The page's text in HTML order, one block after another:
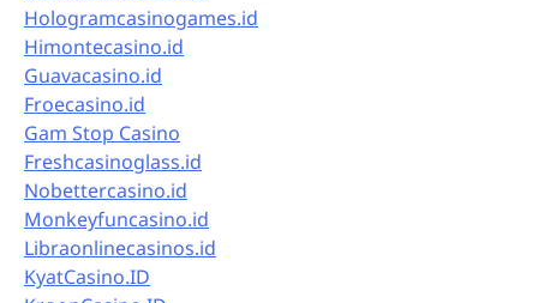
Hologramcasinogames.id
Himontecasino.id
Guavacasino.id
Froecasino.id
Gam Stop Casino
Freshcasinoglass.id
Nobettercasino.id
Monkeyfuncasino.id
Libraonlinecasinos.id
KyatCasino.ID